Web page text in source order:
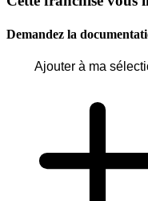
Demandez la
Ajouter à ma